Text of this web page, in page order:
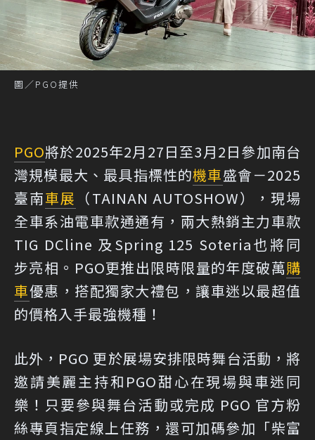
圖／PGO提供
PGO將於2025年2月27日至3月2日參加南台
灣規模最大、最具指標性的機車盛會－2025
臺南車展 （TAINAN AUTOSHOW），現場
全車系油電車款通通有，兩大熱銷主力車款
TIG DCline 及Spring 125 Soteria也將同
步亮相。PGO更推出限時限量的年度破萬購
車優惠，搭配獨家大禮包，讓車迷以最超值
的價格入手最強機種！
此外，PGO 更於展場安排限時舞台活動，將
邀請美麗主持和PGO甜心在現場與車迷同
樂！只要參與舞台活動或完成 PGO 官方粉
絲專頁指定線上任務，還可加碼參加「柴富